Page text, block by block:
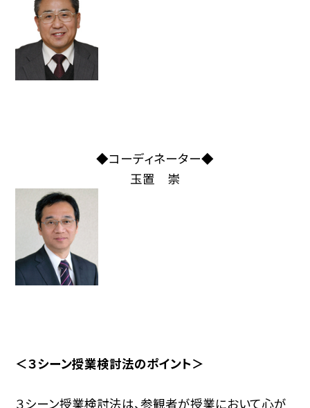
◆コーディネーター◆
玉置 崇
＜３シーン授業検討法のポイント＞
３シーン授業検討法は、参観者が授業において心が